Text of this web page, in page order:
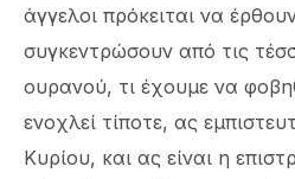
άγγελοι πρόκειται να
συγκεντρώσουν από τις
ουρανού, τι έχουμε να
ενοχλεί τίποτε, ας
Κυρίου, και ας είναι η